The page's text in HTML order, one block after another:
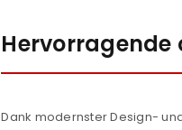
Hervorragende
Dank modernster Design-